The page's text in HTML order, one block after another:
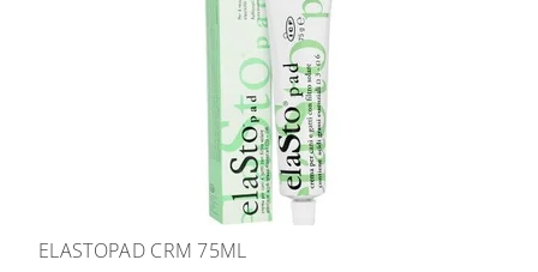
ELASTOPAD CRM 75ML